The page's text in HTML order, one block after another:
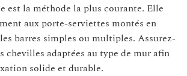
est la méthode la plus courante. Elle
aux porte-serviettes montés en
barres simples ou multiples. Assurez-
chevilles adaptées au type de mur afin
solide et durable.